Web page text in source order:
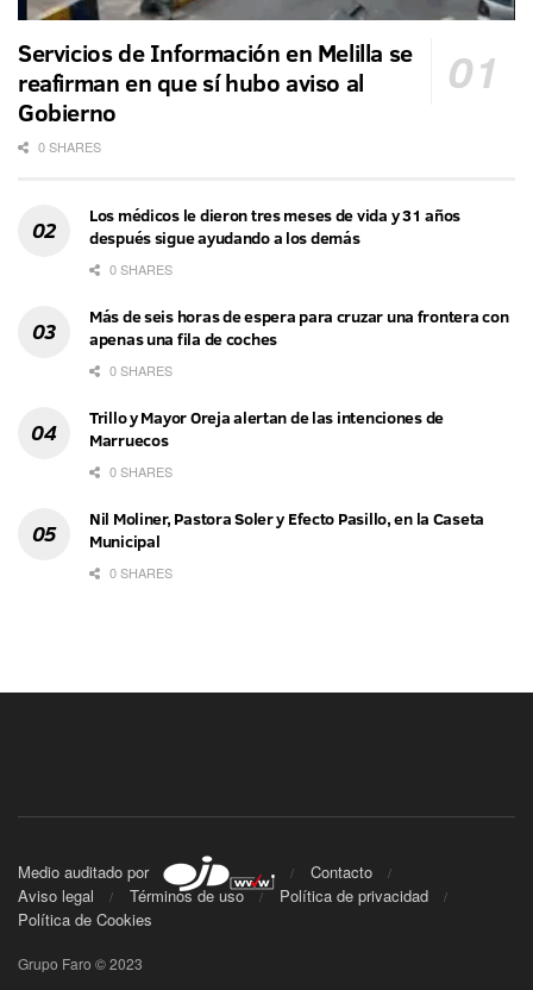
Servicios de Información en Melilla se
reafirman en que sí hubo aviso al
Gobierno
0 SHARES
Los médicos le dieron tres meses de vida y 31 años
después sigue ayudando a los demás
0 SHARES
Más de seis horas de espera para cruzar una frontera con
apenas una fila de coches
0 SHARES
Trillo y Mayor Oreja alertan de las intenciones de
Marruecos
0 SHARES
Nil Moliner, Pastora Soler y Efecto Pasillo, en la Caseta
Municipal
0 SHARES
Medio auditado por
Contacto
Aviso legal
Términos de uso
Política de privacidad
Política de Cookies
Grupo Faro © 2023